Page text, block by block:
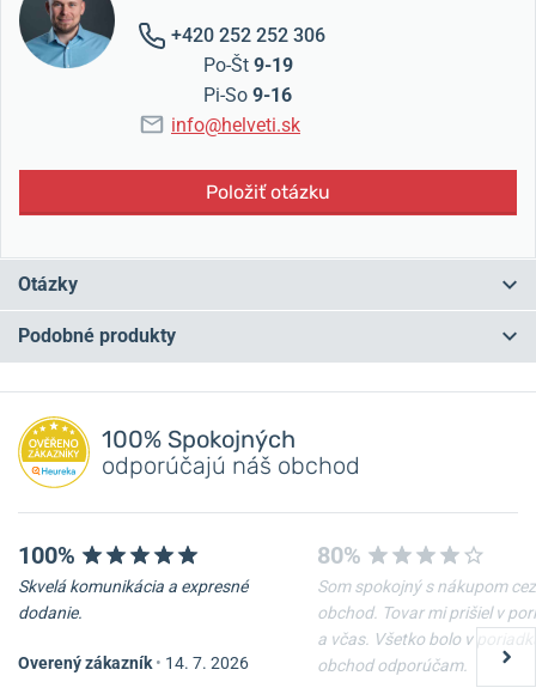
+420 252 252 306
Po-Št 9-19
Pi-So 9-16
info@helveti.sk
Položiť otázku
Otázky
Máte otázku? Zanechajte nám komentár
Pridať dotaz
Podobné produkty
Kliešte Victorinox SwissTool
-10%
Kliešte Victorinox SwissTool
100% Spokojných
odporúčajú náš obchod
100%
Skvelá komunikácia a expresné
dodanie.
Overený zákazník • 14. 7. 2026
80%
Som spokojný s nákupom cez
obchod. Tovar mi prišiel v
a včas. Všetko bolo v
obchod odporúčam.